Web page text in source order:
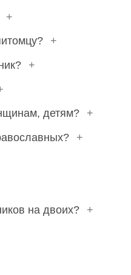
+
+
+
детям?
+
+
на двоих?
+